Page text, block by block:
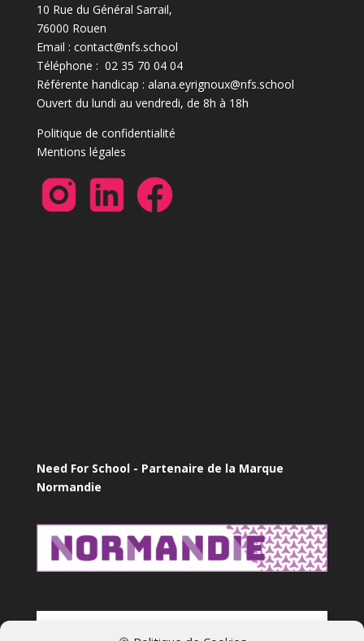
10 Rue du Général Sarrail,
76000 Rouen
Email : contact@nfs.school
Téléphone : 02 35 70 04 04
Référente handicap : alana.eyrignoux@nfs.school
Ouvert du lundi au vendredi, de 8h à 18h
Politique de confidentialité
Mentions légales
Need For School - Partenaire de la Marque
Normandie